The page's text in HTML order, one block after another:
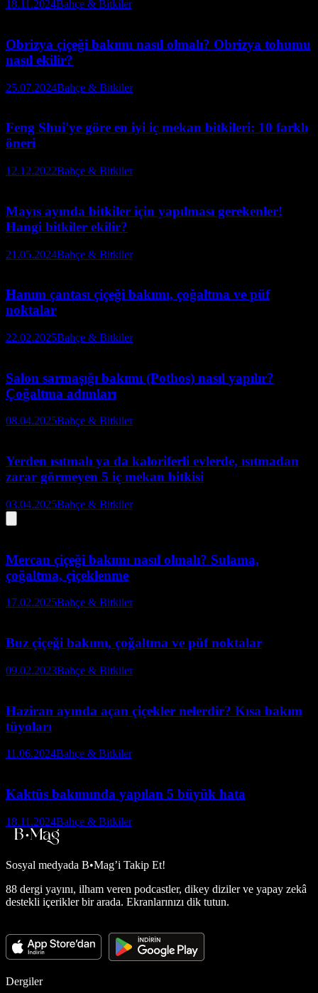
18.11.2024Bahçe & Bitkiler
Obrizya çiçeği bakımı nasıl olmalı? Obrizya tohumu
nasıl ekilir?
25.07.2024Bahçe & Bitkiler
Feng Shui'ye göre en iyi iç mekan bitkileri: 10 farklı
öneri
12.12.2022Bahçe & Bitkiler
Mayıs ayında bitkiler için yapılması gerekenler!
Hangi bitkiler ekilir?
21.05.2024Bahçe & Bitkiler
Hanım çantası çiçeği bakımı, çoğaltma ve püf
noktalar
22.02.2025Bahçe & Bitkiler
Salon sarmaşığı bakımı (Pothos) nasıl yapılır?
Çoğaltma adımları
08.04.2025Bahçe & Bitkiler
Yerden ısıtmalı ya da kaloriferli evlerde, ısıtmadan
zarar görmeyen 5 iç mekan bitkisi
03.04.2025Bahçe & Bitkiler
Mercan çiçeği bakımı nasıl olmalı? Sulama,
çoğaltma, çiçeklenme
17.02.2025Bahçe & Bitkiler
Buz çiçeği bakımı, çoğaltma ve püf noktalar
09.02.2023Bahçe & Bitkiler
Haziran ayında açan çiçekler nelerdir? Kısa bakım
tüyoları
11.06.2024Bahçe & Bitkiler
Kaktüs bakımında yapılan 5 büyük hata
18.11.2024Bahçe & Bitkiler
Sosyal medyada B•Mag’i Takip Et!
88 dergi yayını, ilham veren podcastler, dikey diziler ve yapay zekâ
destekli içerikler bir arada. Ekranlarınızı dik tutun.
Dergiler